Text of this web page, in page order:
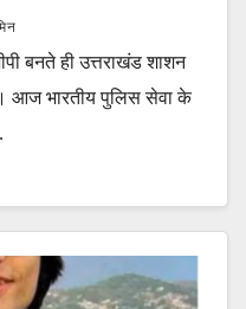
बनते ही उत्तराखंड शाशन
आज भारतीय पुलिस सेवा के